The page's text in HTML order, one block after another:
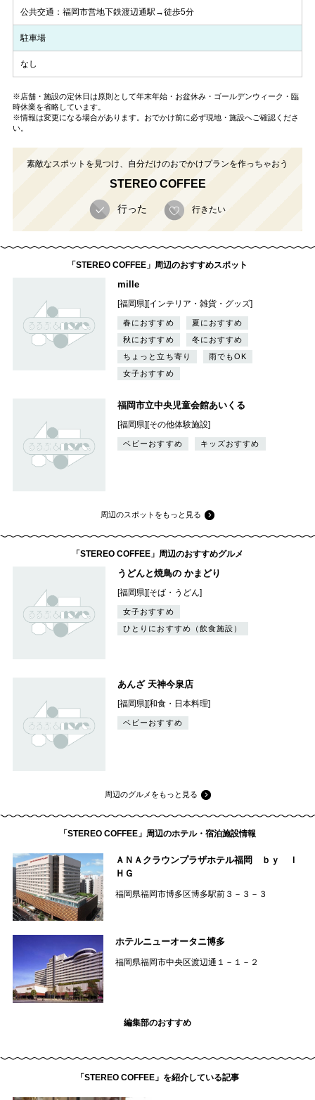
公共交通：福岡市営地下鉄渡辺通駅→徒歩5分
駐車場
なし
※店舗・施設の定休日は原則として年末年始・お盆休み・ゴールデンウィーク・臨
時休業を省略しています。
※情報は変更になる場合があります。おでかけ前に必ず現地・施設へご確認くださ
い。
素敵なスポットを見つけ、自分だけのおでかけプランを作っちゃおう
STEREO COFFEE
行った 行きたい
「STEREO COFFEE」周辺のおすすめスポット
mille
[福岡県][インテリア・雑貨・グッズ]
春におすすめ
夏におすすめ
秋におすすめ
冬におすすめ
ちょっと立ち寄り
雨でもOK
女子おすすめ
福岡市立中央児童会館あいくる
[福岡県][その他体験施設]
ベビーおすすめ キッズおすすめ
周辺のスポットをもっと見る
「STEREO COFFEE」周辺のおすすめグルメ
うどんと焼鳥の かまどり
[福岡県][そば・うどん]
女子おすすめ
ひとりにおすすめ（飲食施設）
あんざ 天神今泉店
[福岡県][和食・日本料理]
ベビーおすすめ
周辺のグルメをもっと見る
「STEREO COFFEE」周辺のホテル・宿泊施設情報
ＡＮＡクラウンプラザホテル福岡 ｂｙ Ｉ
ＨＧ
福岡県福岡市博多区博多駅前３－３－３
ホテルニューオータニ博多
福岡県福岡市中央区渡辺通１－１－２
編集部のおすすめ
「STEREO COFFEE」を紹介している記事